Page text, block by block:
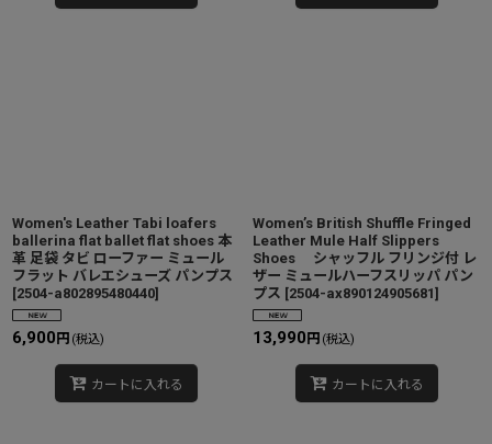
Women's Leather Tabi loafers
ballerina flat ballet flat shoes 本
革 足袋 タビ ローファー ミュール
フラット バレエシューズ パンプス
[2504-a802895480440]
6,900 円 (税込)
カートに入れる
Women’s British Shuffle Fringed
Leather Mule Half Slippers
Shoes シャッフル フリンジ付 レ
ザー ミュールハーフスリッパ パン
プス [2504-ax890124905681]
13,990 円 (税込)
カートに入れる